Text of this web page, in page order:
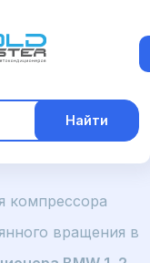
Найти
компрессора
вращения в